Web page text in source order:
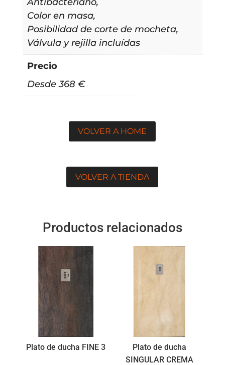
Color en masa,
Posibilidad de corte de mocheta,
Válvula y rejilla incluídas
Precio
Desde 368 €
VOLVER A HOME
VOLVER A TIENDA
Productos relacionados
Plato de ducha FINE 3
Plato de ducha
SINGULAR CREMA